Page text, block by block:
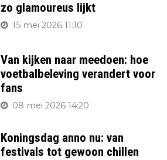
zo glamoureus lijkt
15 mei 2026 11:10
Van kijken naar meedoen: hoe
voetbalbeleving verandert voor
fans
08 mei 2026 14:20
Koningsdag anno nu: van
festivals tot gewoon chillen